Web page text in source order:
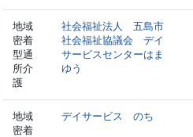
地域
密着
型通
所介
護
社会福祉法人 五島市
社会福祉協議会 デイ
サービスセンターはま
ゆう
地域
密着
デイサービス のち